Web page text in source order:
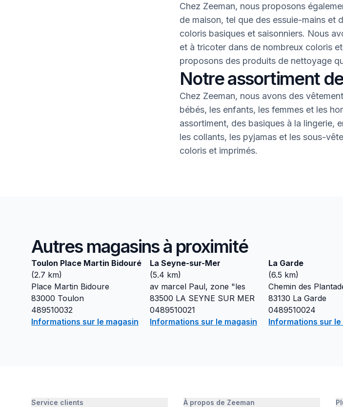
Chez Zeeman, nous proposons
de maison, tel que des essuie-mains et
coloris basiques et saisonniers. Nous
et à tricoter dans de nombreux coloris
proposons des produits de nettoyage
Notre assortiment
Chez Zeeman, nous avons des
bébés, les enfants, les femmes et les
assortiment, des basiques à la lingerie,
les collants, les pyjamas et les sous-
coloris et imprimés.
Autres magasins à proximité
Toulon Place Martin Bidouré
(2.7 km)
Place Martin Bidoure
83000 Toulon
489510032
Informations sur le magasin
La Seyne-sur-Mer
(5.4 km)
av marcel Paul, zone "les
83500 LA SEYNE SUR MER
0489510021
Informations sur le magasin
La Garde
(6.5 km)
Chemin des
83130 La Garde
0489510024
Informations sur le
Service clients À propos de Zeeman